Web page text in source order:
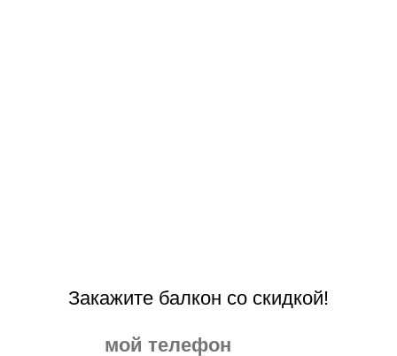
Закажите балкон со скидкой!